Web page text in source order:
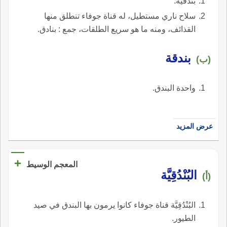
سلاح ناري مستطيل، له قناة جوفاء تنطلق منها
القذائف، ومنه ما هو سريع الطلقات، جمع : بنادق.
(ب) بندقة
واحدة البندق.
عرض المزيد
المعجم الوسيط +
(أ) البُنْدُقِيَّة
البُنْدُقِيَّة قناة جوفاء كانوا يرمون بها البندق في صيد
الطيور.